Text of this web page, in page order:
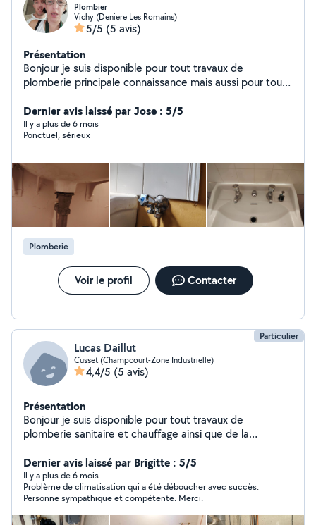
Plombier
Vichy (Deniere Les Romains)
5/5 (5 avis)
Présentation
Bonjour je suis disponible pour tout travaux de
plomberie principale connaissance mais aussi pour tout
Dernier avis laissé par Jose : 5/5
Il y a plus de 6 mois
Ponctuel, sérieux
Plomberie
Voir le profil Contacter
Particulier
Lucas Daillut
Cusset (Champcourt-Zone Industrielle)
4,4/5 (5 avis)
Présentation
Bonjour je suis disponible pour tout travaux de
plomberie sanitaire et chauffage ainsi que de la
Dernier avis laissé par Brigitte : 5/5
Il y a plus de 6 mois
Problème de climatisation qui a été déboucher avec succès.
Personne sympathique et compétente. Merci.